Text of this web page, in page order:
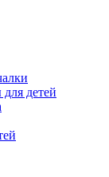
детей